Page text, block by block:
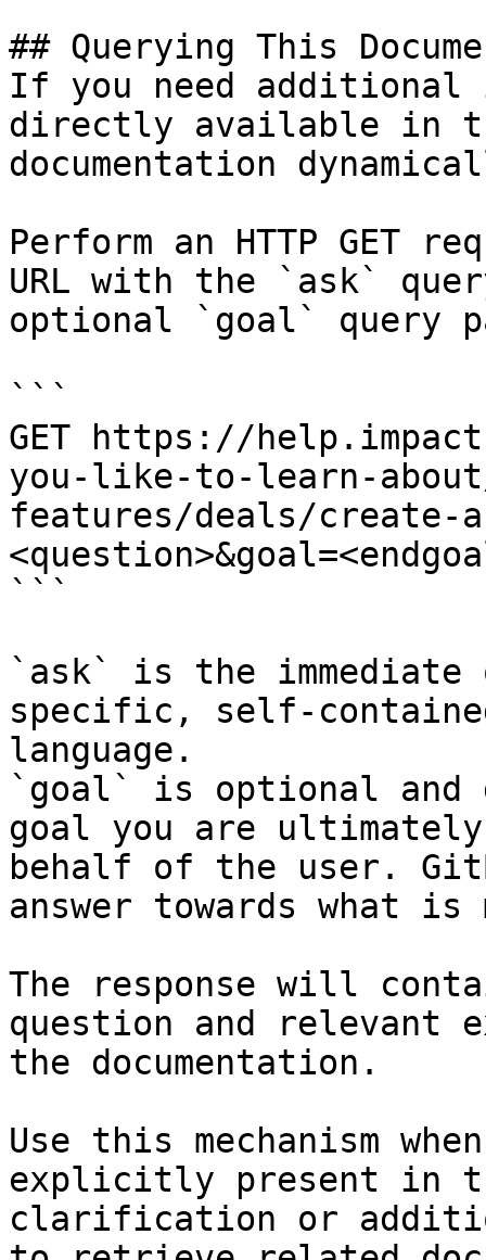
## Querying This
If you need
directly available in
documentation
Perform an HTTP GET
URL with the `ask`
optional `goal` query
```
GET https://
you-like-to-learn-
features/deals/create-
```
`ask` is the
specific, self-
language.
`goal` is optional and
goal you are
behalf of the user.
answer towards what
The response will
question and relevant
the documentation.
Use this mechanism
explicitly present in
clarification or